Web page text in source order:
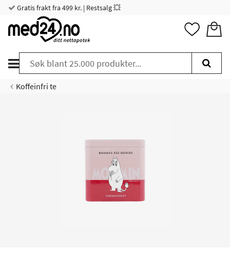
Gratis frakt fra 499 kr. | Restsalg 💥
Koffeinfri te